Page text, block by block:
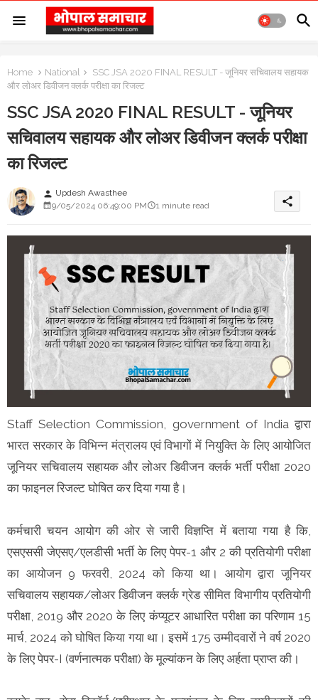
Home National
SSC JSA 2020 FINAL RESULT - जूनियर सचिवालय सहायक
और लोअर डिवीजन क्लर्क परीक्षा का रिजल्ट
SSC JSA 2020 FINAL RESULT - जूनियर
सचिवालय सहायक और लोअर डिवीजन क्लर्क परीक्षा
का रिजल्ट
person Updesh Awasthee
9/05/2024 06:49:00 PM
1 minute read share
Staff Selection Commission, government of India द्वारा
भारत सरकार के विभिन्न मंत्रालय एवं विभागों में नियुक्ति के लिए आयोजित
जूनियर सचिवालय सहायक और लोअर डिवीजन क्लर्क भर्ती परीक्षा 2020
का फाइनल रिजल्ट घोषित कर दिया गया है।
कर्मचारी चयन आयोग की ओर से जारी विज्ञप्ति में बताया गया है कि,
एसएससी जेएसए/एलडीसी भर्ती के लिए पेपर-1 और 2 की प्रतियोगी परीक्षा
का आयोजन 9 फरवरी, 2024 को किया था। आयोग द्वारा जूनियर
सचिवालय सहायक/लोअर डिवीजन क्लर्क ग्रेड सीमित विभागीय प्रतियोगी
परीक्षा, 2019 और 2020 के लिए कंप्यूटर आधारित परीक्षा का परिणाम 15
मार्च, 2024 को घोषित किया गया था। इसमें 175 उम्मीदवारों ने वर्ष 2020
के लिए पेपर-I (वर्णनात्मक परीक्षा) के मूल्यांकन के लिए अर्हता प्राप्त की।